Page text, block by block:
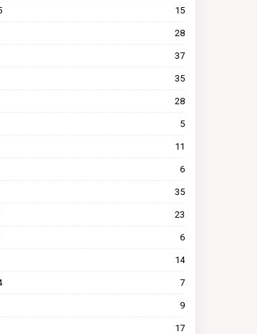
15
28
37
35
28
5
11
6
35
23
6
14
7
9
17